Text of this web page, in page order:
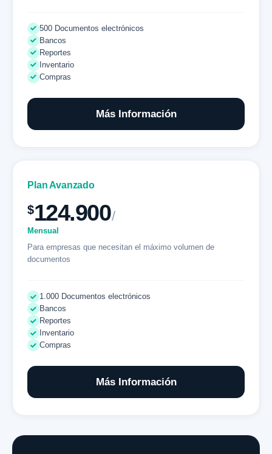
500 Documentos electrónicos
Bancos
Reportes
Inventario
Compras
Más Información
Plan Avanzado
$124.900/
Mensual
Para empresas que necesitan el máximo volumen de
documentos
1.000 Documentos electrónicos
Bancos
Reportes
Inventario
Compras
Más Información